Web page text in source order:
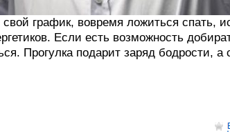
график, вовремя ложиться спать,
Если есть возможность
Прогулка подарит заряд бодрости, а